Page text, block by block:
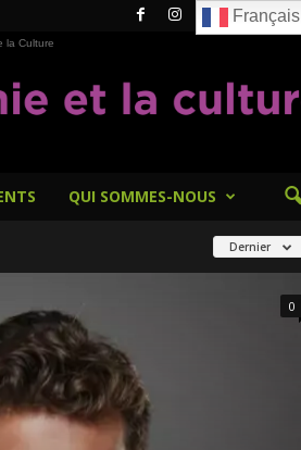
la Culture
QUI SOMMES-NOUS
Dernier
0
Français